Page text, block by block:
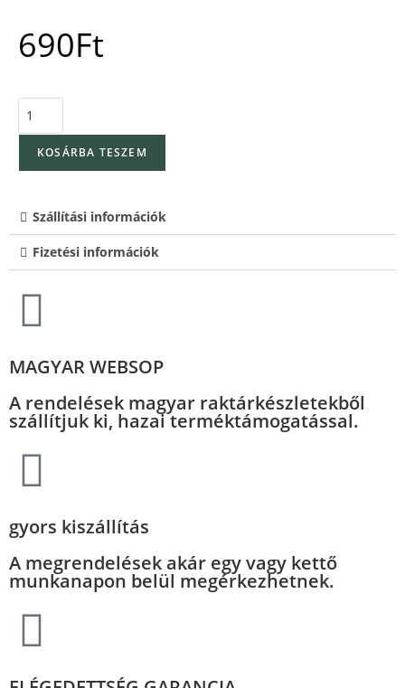
690Ft
KOSÁRBA TESZEM
Szállítási információk
Fizetési információk
MAGYAR WEBSOP
A rendelések magyar raktárkészletekből
szállítjuk ki, hazai terméktámogatással.
gyors kiszállítás
A megrendelések akár egy vagy kettő
munkanapon belül megérkezhetnek.